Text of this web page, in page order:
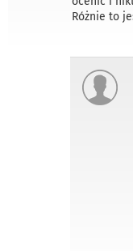
Różnie to